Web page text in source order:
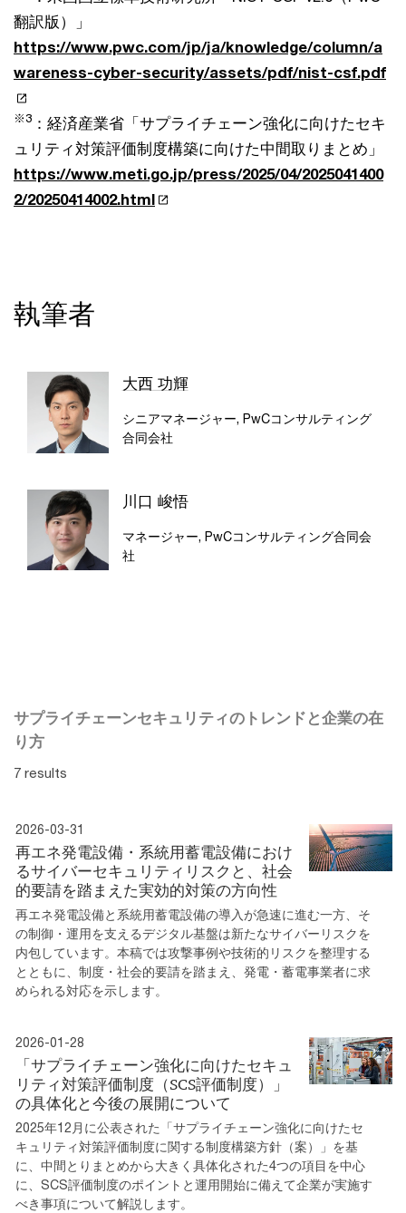
翻訳版）」
https://www.pwc.com/jp/ja/knowledge/column/a
wareness-cyber-security/assets/pdf/nist-csf.pdf
※3 ：経済産業省「サプライチェーン強化に向けたセキ
ュリティ対策評価制度構築に向けた中間取りまとめ」
https://www.meti.go.jp/press/2025/04/2025041400
2/20250414002.html
執筆者
大西 功輝
シニアマネージャー, PwCコンサルティング
合同会社
川口 峻悟
マネージャー, PwCコンサルティング合同会
社
サプライチェーンセキュリティのトレンドと企業の在
り方
7 results
2026-03-31
再エネ発電設備・系統用蓄電設備におけ
るサイバーセキュリティリスクと、社会
的要請を踏まえた実効的対策の方向性
再エネ発電設備と系統用蓄電設備の導入が急速に進む一方、そ
の制御・運用を支えるデジタル基盤は新たなサイバーリスクを
内包しています。本稿では攻撃事例や技術的リスクを整理する
とともに、制度・社会的要請を踏まえ、発電・蓄電事業者に求
められる対応を示します。
2026-01-28
「サプライチェーン強化に向けたセキュ
リティ対策評価制度（SCS評価制度）」
の具体化と今後の展開について
2025年12月に公表された「サプライチェーン強化に向けたセ
キュリティ対策評価制度に関する制度構築方針（案）」を基
に、中間とりまとめから大きく具体化された4つの項目を中心
に、SCS評価制度のポイントと運用開始に備えて企業が実施す
べき事項について解説します。